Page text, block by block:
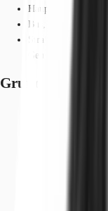
Hauptbahnhof,
Bus, Platz der
Straßenbahn/
Gehzeit: 4 min
Grundriss